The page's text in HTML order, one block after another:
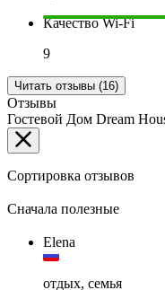
Качество Wi-Fi
9
Читать отзывы (16)
Отзывы
Гостевой Дом Dream
Сортировка отзывов
Сначала полезные
Elena
отдых, семья